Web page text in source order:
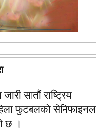
सातौं राष्ट्रिय
फुटबलको सेमिफाइनल
छ ।